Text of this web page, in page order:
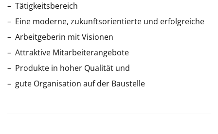
Tätigkeitsbereich
Eine moderne, zukunftsorientierte und erfolgreiche
Arbeitgeberin mit Visionen
Attraktive Mitarbeiterangebote
Produkte in hoher Qualität und
gute Organisation auf der Baustelle